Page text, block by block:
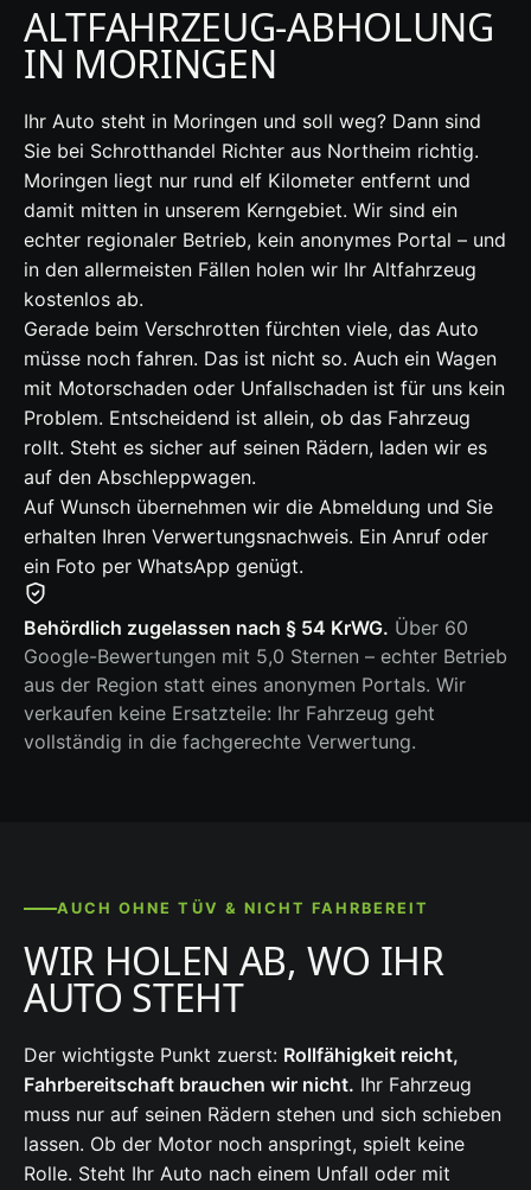
ALTFAHRZEUG-ABHOLUNG
IN MORINGEN
Ihr Auto steht in Moringen und soll weg? Dann sind
Sie bei Schrotthandel Richter aus Northeim richtig.
Moringen liegt nur rund elf Kilometer entfernt und
damit mitten in unserem Kerngebiet. Wir sind ein
echter regionaler Betrieb, kein anonymes Portal – und
in den allermeisten Fällen holen wir Ihr Altfahrzeug
kostenlos ab.
Gerade beim Verschrotten fürchten viele, das Auto
müsse noch fahren. Das ist nicht so. Auch ein Wagen
mit Motorschaden oder Unfallschaden ist für uns kein
Problem. Entscheidend ist allein, ob das Fahrzeug
rollt. Steht es sicher auf seinen Rädern, laden wir es
auf den Abschleppwagen.
Auf Wunsch übernehmen wir die Abmeldung und Sie
erhalten Ihren Verwertungsnachweis. Ein Anruf oder
ein Foto per WhatsApp genügt.
Behördlich zugelassen nach § 54 KrWG. Über 60
Google-Bewertungen mit 5,0 Sternen – echter Betrieb
aus der Region statt eines anonymen Portals. Wir
verkaufen keine Ersatzteile: Ihr Fahrzeug geht
vollständig in die fachgerechte Verwertung.
AUCH OHNE TÜV & NICHT FAHRBEREIT
WIR HOLEN AB, WO IHR
AUTO STEHT
Der wichtigste Punkt zuerst: Rollfähigkeit reicht,
Fahrbereitschaft brauchen wir nicht. Ihr Fahrzeug
muss nur auf seinen Rädern stehen und sich schieben
lassen. Ob der Motor noch anspringt, spielt keine
Rolle. Steht Ihr Auto nach einem Unfall oder mit